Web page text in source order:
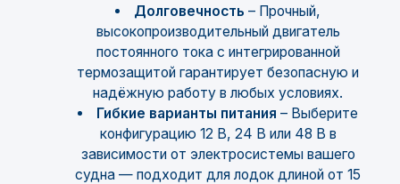
Долговечность – Прочный,
высокопроизводительный двигатель
постоянного тока с интегрированной
термозащитой гарантирует безопасную и
надёжную работу в любых условиях.
Гибкие варианты питания – Выберите
конфигурацию 12 В, 24 В или 48 В в
зависимости от электросистемы вашего
судна — подходит для лодок длиной от 15